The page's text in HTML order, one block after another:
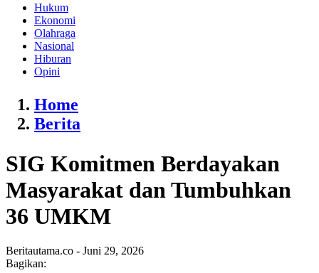
Hukum
Ekonomi
Olahraga
Nasional
Hiburan
Opini
Home
Berita
SIG Komitmen Berdayakan
Masyarakat dan Tumbuhkan
36 UMKM
Beritautama.co - Juni 29, 2026
Bagikan: